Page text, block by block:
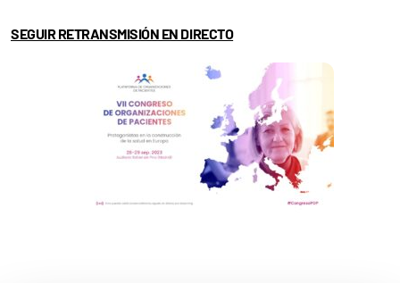
SEGUIR RETRANSMISIÓN EN DIRECTO